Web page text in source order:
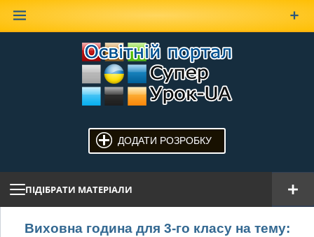
ДОДАТИ РОЗРОБКУ
ПІДІБРАТИ МАТЕРІАЛИ
Виховна година для 3-го класу на тему: